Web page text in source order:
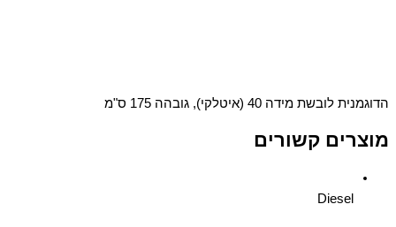
הדוגמנית לובשת מידה 40 (איטלקי), גובהה 175 ס"מ
מוצרים קשורים
Diesel